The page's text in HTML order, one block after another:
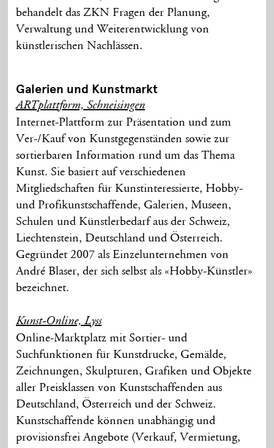
behandelt das ZKN Fragen der Planung,
Verwaltung und Weiterentwicklung von
künstlerischen Nachlässen.
Galerien und Kunstmarkt
ARTplattform, Schneisingen
Internet-Plattform zur Präsentation und zum
Ver-/Kauf von Kunstgegenständen sowie zur
sortierbaren Information rund um das Thema
Kunst. Sie basiert auf verschiedenen
Mitgliedschaften für Kunstinteressierte, Hobby-
und Profikunstschaffende, Galerien, Museen,
Schulen und Künstlerbedarf aus der Schweiz,
Liechtenstein, Deutschland und Österreich.
Gegründet 2007 als Einzelunternehmen von
André Blaser, der sich selbst als «Hobby-Künstler»
bezeichnet.
Kunst-Online, Lyss
Online-Marktplatz mit Sortier- und
Suchfunktionen für Kunstdrucke, Gemälde,
Zeichnungen, Skulpturen, Grafiken und Objekte
aller Preisklassen von Kunstschaffenden aus
Deutschland, Österreich und der Schweiz.
Kunstschaffende können unabhängig und
provisionsfrei Angebote (Verkauf, Vermietung,